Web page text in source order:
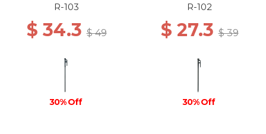
R-103
$ 34.3$ 49
30% Off
R-102
$ 27.3$ 39
30% Off